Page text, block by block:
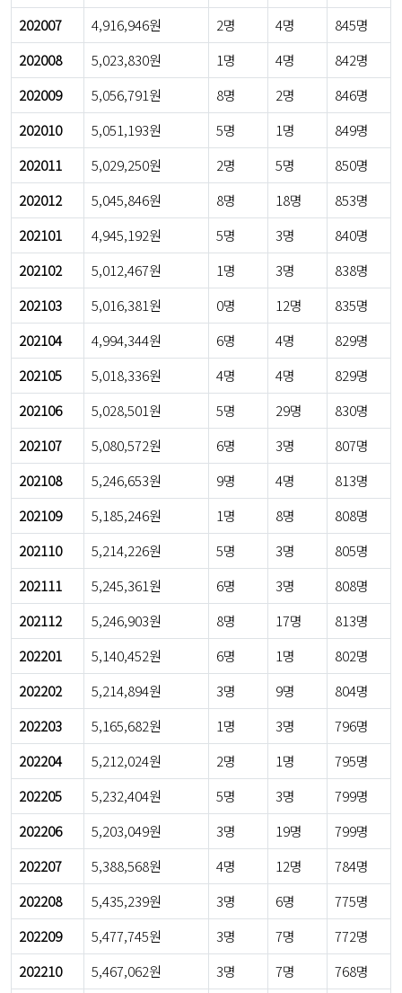
202007
4,916,946원 2명 4명
845명
202008
5,023,830원 1명 4명
842명
202009
5,056,791원 8명 2명
846명
202010
5,051,193원 5명 1명
849명
202011
5,029,250원 2명 5명
850명
202012
5,045,846원 8명 18명
853명
202101
4,945,192원 5명 3명
840명
202102
5,012,467원 1명 3명
838명
202103
5,016,381원 0명 12명
835명
202104
4,994,344원 6명 4명
829명
202105
5,018,336원 4명 4명
829명
202106
5,028,501원 5명 29명
830명
202107
5,080,572원 6명 3명
807명
202108
5,246,653원 9명 4명
813명
202109
5,185,246원 1명 8명
808명
202110
5,214,226원 5명 3명
805명
202111
5,245,361원 6명 3명
808명
202112
5,246,903원 8명 17명
813명
202201
5,140,452원 6명 1명
802명
202202
5,214,894원 3명 9명
804명
202203
5,165,682원 1명 3명
796명
202204
5,212,024원 2명 1명
795명
202205
5,232,404원 5명 3명
799명
202206
5,203,049원 3명 19명
799명
202207
5,388,568원 4명 12명
784명
202208
5,435,239원 3명 6명
775명
202209
5,477,745원 3명 7명
772명
202210
5,467,062원 3명 7명 768명